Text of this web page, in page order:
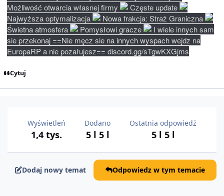
Możliwość otwarcia własnej firmy
Częste update
Najwyższa optymalizacja
Nowa frakcja: Straż Graniczna
Świetna atmosfera
Pomysłowi gracze
I wiele innych sam
sie przekonaj ==Nie męcz sie na innych wyspach wejdz na
EuropaRP a nie pozałujesz== discord.gg/sTgwKXGjms
Cytuj
Wyświetleń
1,4 tys.
Dodano
5 l 5 l
Ostatnia odpowiedź
5 l 5 l
Dodaj nowy temat Odpowiedz w tym temacie